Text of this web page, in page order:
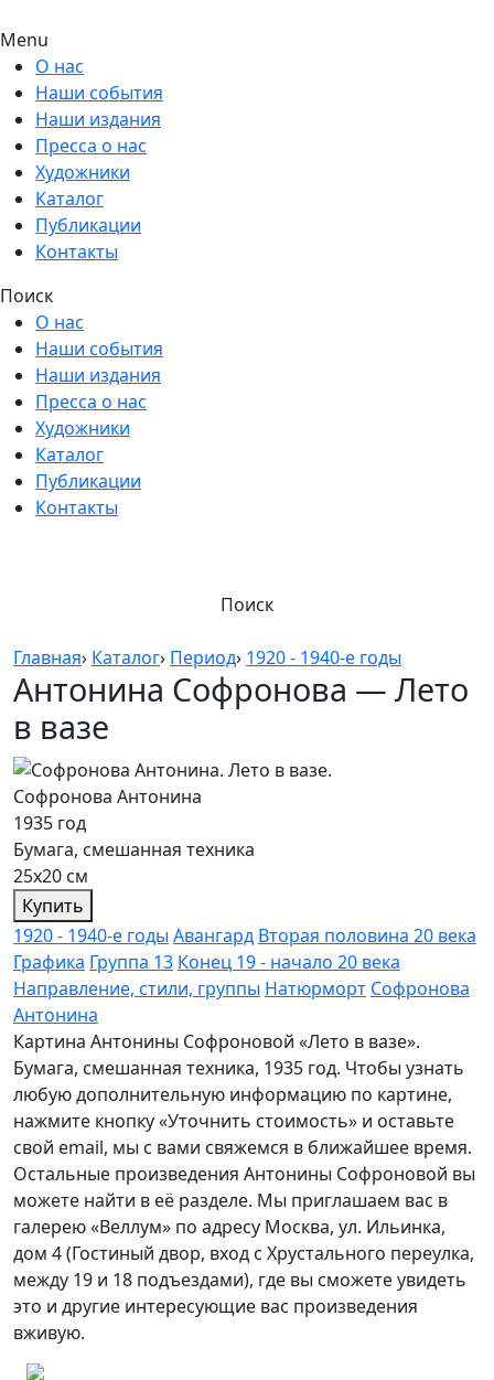
Menu
О нас
Наши события
Наши издания
Пресса о нас
Художники
Каталог
Публикации
Контакты
Поиск
О нас
Наши события
Наши издания
Пресса о нас
Художники
Каталог
Публикации
Контакты
Поиск
Главная› Каталог› Период› 1920 - 1940-е годы
Антонина Софронова — Лето
в вазе
Софронова Антонина
1935 год
Бумага, смешанная техника
25х20 см
Купить
1920 - 1940-е годы Авангард Вторая половина 20 века
Графика Группа 13 Конец 19 - начало 20 века
Направление, стили, группы Натюрморт Софронова
Антонина
Картина Антонины Софроновой «Лето в вазе».
Бумага, смешанная техника, 1935 год. Чтобы узнать
любую дополнительную информацию по картине,
нажмите кнопку «Уточнить стоимость» и оставьте
свой email, мы с вами свяжемся в ближайшее время.
Остальные произведения Антонины Софроновой вы
можете найти в её разделе. Мы приглашаем вас в
галерею «Веллум» по адресу Москва, ул. Ильинка,
дом 4 (Гостиный двор, вход с Хрустального переулка,
между 19 и 18 подъездами), где вы сможете увидеть
это и другие интересующие вас произведения
вживую.